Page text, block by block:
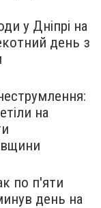
у Дніпрі на
день з
на
по п'яти
день на